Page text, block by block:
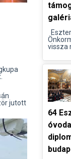
jutott
vissza
64